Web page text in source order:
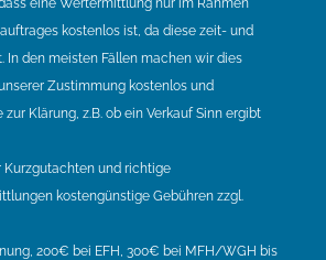
eine Wertermittlung nur im Rahmen
kostenlos ist, da diese zeit- und
In den meisten Fällen machen wir dies
Zustimmung kostenlos und
Klärung, z.B. ob ein Verkauf Sinn ergibt
Kurzgutachten und richtige
kostengünstige Gebühren zzgl.
200€ bei EFH, 300€ bei MFH/WGH bis